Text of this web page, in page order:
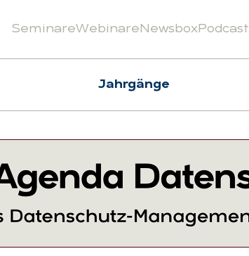
SeminareWebinareNewsboxPodcast
Jahrgänge